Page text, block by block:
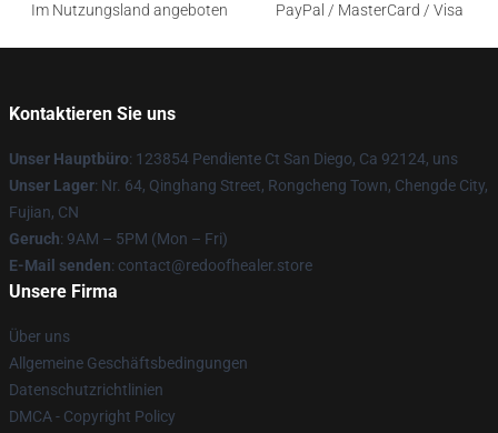
Im Nutzungsland angeboten
PayPal / MasterCard / Visa
Kontaktieren Sie uns
Unser Hauptbüro: 123854 Pendiente Ct San Diego, Ca 92124, uns
Unser Lager: Nr. 64, Qinghang Street, Rongcheng Town, Chengde City,
Fujian, CN
Geruch: 9AM – 5PM (Mon – Fri)
E-Mail senden: contact@redoofhealer.store
Unsere Firma
Über uns
Allgemeine Geschäftsbedingungen
Datenschutzrichtlinien
DMCA - Copyright Policy